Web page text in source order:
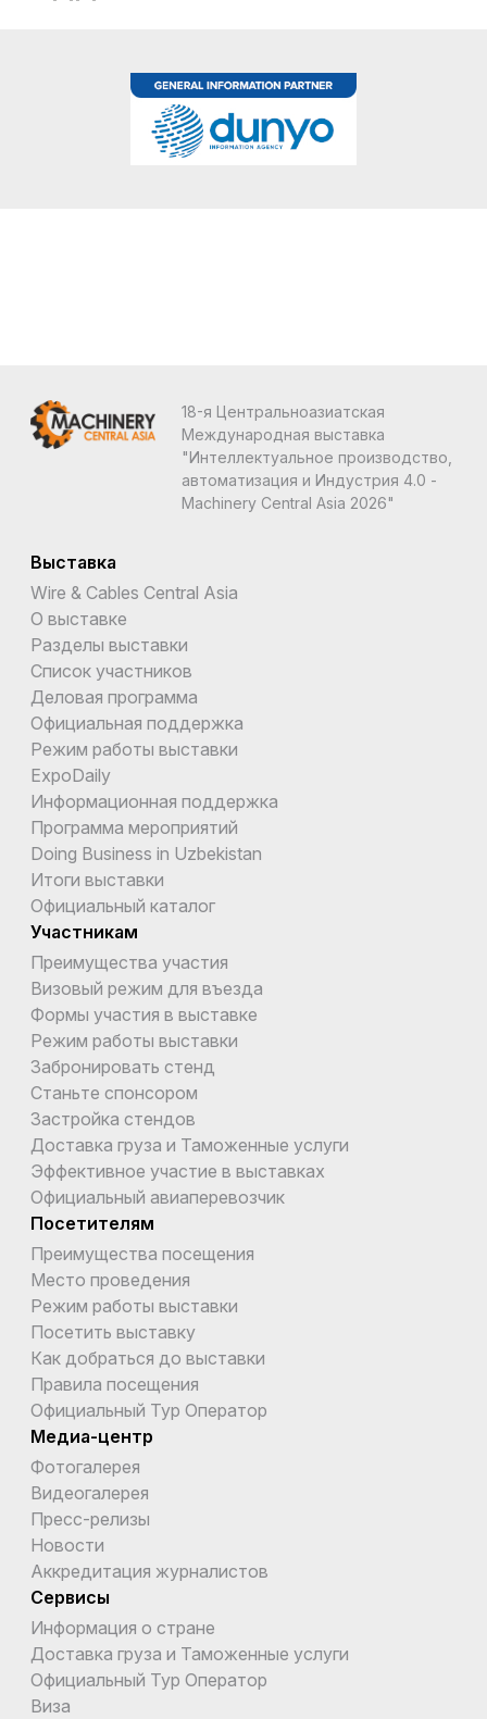
18-я Центральноазиатская
Международная выставка
"Интеллектуальное производство,
автоматизация и Индустрия 4.0 -
Machinery Central Asia 2026"
Выставка
Wire & Cables Central Asia
О выставке
Разделы выставки
Список участников
Деловая программа
Официальная поддержка
Режим работы выставки
ExpoDaily
Информационная поддержка
Программа мероприятий
Doing Business in Uzbekistan
Итоги выставки
Официальный каталог
Участникам
Преимущества участия
Визовый режим для въезда
Формы участия в выставке
Режим работы выставки
Забронировать стенд
Станьте спонсором
Застройка стендов
Доставка груза и Таможенные услуги
Эффективное участие в выставках
Официальный авиаперевозчик
Посетителям
Преимущества посещения
Место проведения
Режим работы выставки
Посетить выставку
Как добраться до выставки
Правила посещения
Официальный Тур Оператор
Медиа-центр
Фотогалерея
Видеогалерея
Пресс-релизы
Новости
Аккредитация журналистов
Сервисы
Информация о стране
Доставка груза и Таможенные услуги
Официальный Тур Оператор
Виза